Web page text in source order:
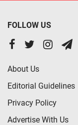
FOLLOW US
About Us
Editorial Guidelines
Privacy Policy
Advertise With Us